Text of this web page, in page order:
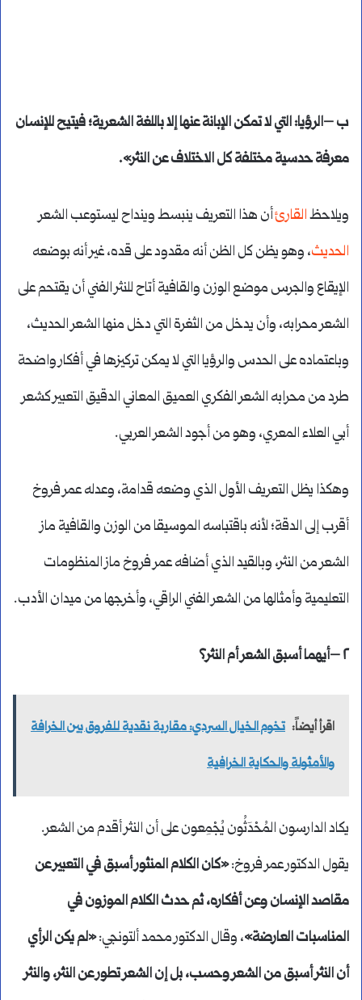
ب –الرؤيا: التي لا تمكن الإبانة عنها إلا باللغة الشعرية؛ فيتيح للإنسان
معرفة حدسية مختلفة كل الاختلاف عن النثر».
ويلاحظالقارئأن هذا التعريف ينبسط وينداح ليستوعب الشعر
الحديث، وهو يظن كل الظن أنه مقدود على قده، غير أنه بوضعه
الإيقاع والجرس موضع الوزن والقافية أتاح للنثر الفني أن يقتحم على
الشعر محرابه، وأن يدخل من الثغرة التي دخل منها الشعر الحديث،
وباعتماده على الحدس والرؤيا التي لا يمكن تركيزها في أفكار واضحة
طرد من محرابه الشعر الفكري العميق المعاني الدقيق التعبير كشعر
أبي العلاء المعري، وهو من أجود الشعر العربي.
وهكذا يظل التعريف الأول الذي وضعه قدامة، وعدله عمر فروخ
أقرب إلى الدقة؛ لأنه باقتباسه الموسيقا من الوزن والقافية ماز
الشعر من النثر، وبالقيد الذي أضافه عمر فروخ ماز المنظومات
التعليمية وأمثالها من الشعر الفني الراقي، وأخرجها من ميدان الأدب.
٢ –أيهما أسبق الشعر أم النثر؟
اقرأ أيضاً: تخوم الخيال السردي: مقاربة نقدية للفروق بين الخرافة
والأمثولة والحكاية الخرافية
يكاد الدارسون المُحْدَثُون يُجْمِعون على أن النثر أقدم من الشعر.
يقول الدكتور عمر فروخ:«كان الكلام المنثور أسبق في التعبير عن
مقاصد الإنسان وعن أفكاره، ثم حدث الكلام الموزون في
المناسبات العارضة»، وقال الدكتور محمد ألتونجي:«لم يكن الرأي
أن النثر أسبق من الشعر وحسب، بل إن الشعر تطور عن النثر، والنثر